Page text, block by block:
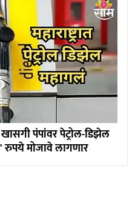
पंपांवर पेट्रोल-डिझेल
रुपये मोजावे लागणार